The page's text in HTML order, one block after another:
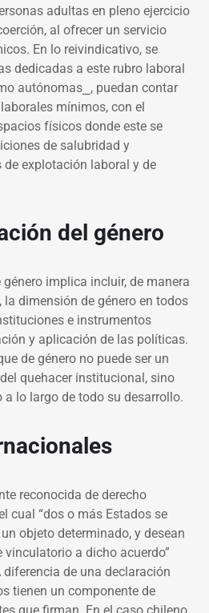
adultas en pleno ejercicio
al ofrecer un servicio
En lo reivindicativo, se
dedicadas a este rubro laboral
autónomas , puedan contar
mínimos, con el
físicos donde este se
de salubridad y
explotación laboral y de
del género
implica incluir, de manera
dimensión de género en todos
e instrumentos
y aplicación de las políticas.
de género no puede ser un
quehacer institucional, sino
a lo largo de todo su desarrollo.
reconocida de derecho
cual “dos o más Estados se
objeto determinado, y desean
a dicho acuerdo”
diferencia de una declaración
tienen un componente de